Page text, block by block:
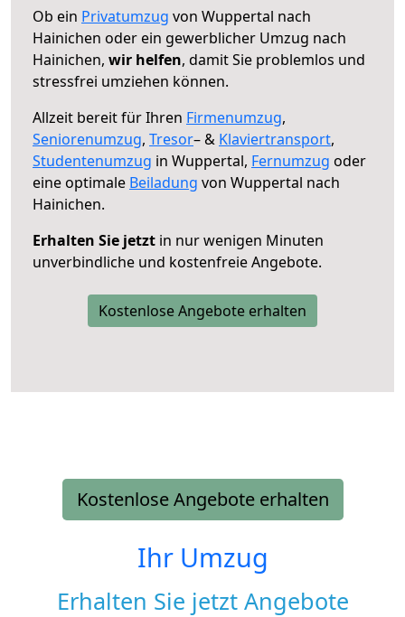
Ob ein Privatumzug von Wuppertal nach
Hainichen oder ein gewerblicher Umzug nach
Hainichen, wir helfen, damit Sie problemlos und
stressfrei umziehen können.
Allzeit bereit für Ihren Firmenumzug,
Seniorenumzug, Tresor– & Klaviertransport,
Studentenumzug in Wuppertal, Fernumzug oder
eine optimale Beiladung von Wuppertal nach
Hainichen.
Erhalten Sie jetzt in nur wenigen Minuten
unverbindliche und kostenfreie Angebote.
Kostenlose Angebote erhalten
Kostenlose Angebote erhalten
Ihr Umzug
Erhalten Sie jetzt Angebote